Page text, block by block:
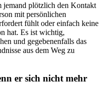
jemand plötzlich den Kontakt
mit persönlichen
fühlt oder einfach keine
hat. Es ist wichtig,
und gegebenenfalls das
aus dem Weg zu
er sich nicht mehr